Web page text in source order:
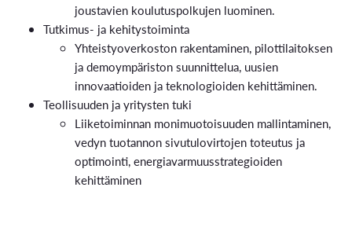
joustavien koulutuspolkujen luominen.
Tutkimus- ja kehitystoiminta
Yhteistyoverkoston rakentaminen, pilottilaitoksen
ja demoympäriston suunnittelua, uusien
innovaatioiden ja teknologioiden kehittäminen.
Teollisuuden ja yritysten tuki
Liiketoiminnan monimuotoisuuden mallintaminen,
vedyn tuotannon sivutulovirtojen toteutus ja
optimointi, energiavarmuusstrategioiden
kehittäminen